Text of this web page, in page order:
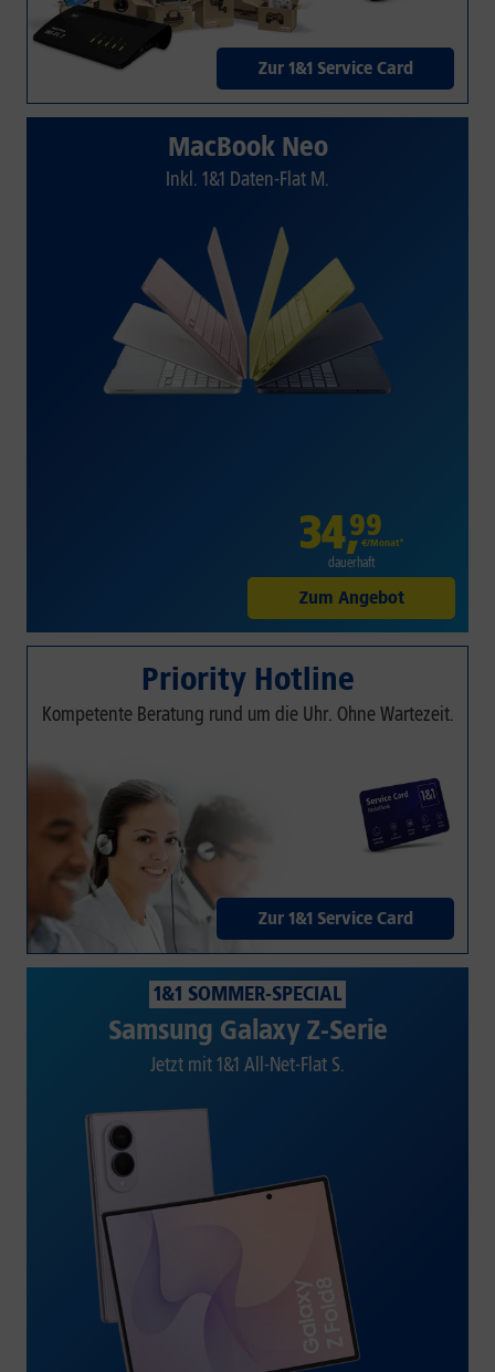
Zur 1&1 Service Card
MacBook Neo
Inkl. 1&1 Daten-Flat M.
34,99
€/Monat*
dauerhaft
Zum Angebot
Priority Hotline
Kompetente Beratung rund um die Uhr. Ohne Wartezeit.
Zur 1&1 Service Card
1&1 SOMMER-SPECIAL
Samsung Galaxy Z-Serie
Jetzt mit 1&1 All-Net-Flat S.